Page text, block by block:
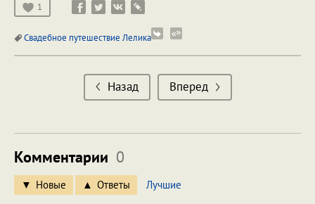
1
Свадебное путешествие Лелика
Назад Вперед
Комментарии 0
Новые Ответы Лучшие